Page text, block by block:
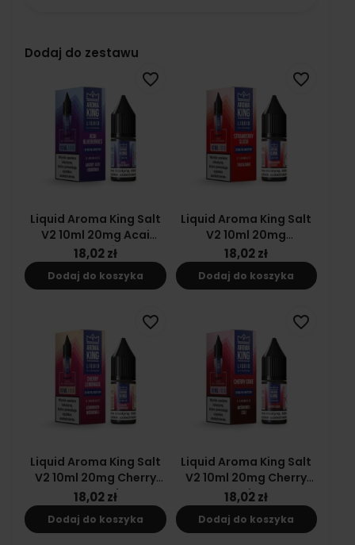
Dodaj do zestawu
Liquid Aroma King Salt
V2 10ml 20mg Acai
Blueberries
18,02 zł
Dodaj do koszyka
favorite_border
Liquid Aroma King Salt
V2 10ml 20mg
Strawberry Slush
18,02 zł
Dodaj do koszyka
favorite_border
Liquid Aroma King Salt
V2 10ml 20mg Cherry
Lemonade
18,02 zł
Dodaj do koszyka
favorite_border
Liquid Aroma King Salt
V2 10ml 20mg Cherry
Coke
18,02 zł
Dodaj do koszyka
favorite_border